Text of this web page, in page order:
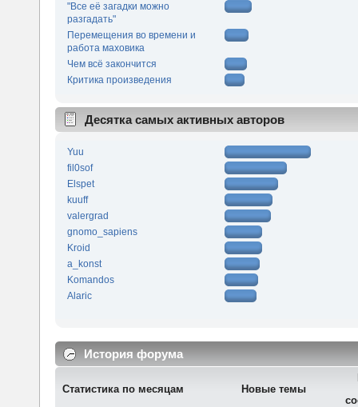
"Все её загадки можно
разгадать"
Перемещения во времени и
работа маховика
Чем всё закончится
Критика произведения
Десятка самых активных авторов
Yuu
fil0sof
Elspet
kuuff
valergrad
gnomo_sapiens
Kroid
a_konst
Komandos
Alaric
История форума
Статистика по месяцам Новые темы